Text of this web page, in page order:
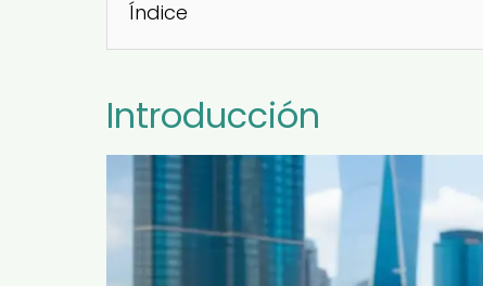
Índice
Introducción